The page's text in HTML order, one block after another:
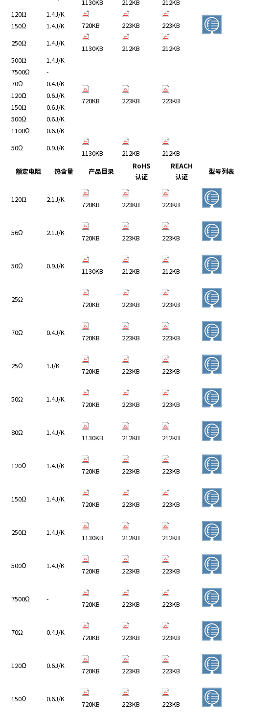
1130KB 212KB
212KB
120Ω
1.4J/K
720KB
223KB 223KB
150Ω
1.4J/K
250Ω 1.4J/K
1130KB 212KB
212KB
500Ω 1.4J/K
720KB 223KB 223KB
7500Ω
-
70Ω
0.4J/K
120Ω
0.6J/K
150Ω
0.6J/K
500Ω
0.6J/K
1100Ω
0.6J/K
50Ω 0.9J/K
1130KB 212KB
212KB
额定电阻 热含量 产品目录
RoHS
认证
REACH
认证
型号列表
120Ω 2.1J/K
720KB 223KB 223KB
56Ω 2.1J/K
720KB 223KB 223KB
50Ω 0.9J/K
1130KB 212KB 212KB
25Ω -
720KB 223KB 223KB
70Ω 0.4J/K
720KB 223KB 223KB
25Ω 1J/K
720KB 223KB 223KB
50Ω 1.4J/K
720KB 223KB 223KB
80Ω 1.4J/K
1130KB 212KB 212KB
120Ω 1.4J/K
720KB 223KB 223KB
150Ω 1.4J/K
720KB 223KB 223KB
250Ω 1.4J/K
1130KB 212KB 212KB
500Ω 1.4J/K
720KB 223KB 223KB
7500Ω -
720KB 223KB 223KB
70Ω 0.4J/K
720KB 223KB 223KB
120Ω 0.6J/K
720KB 223KB 223KB
150Ω 0.6J/K
720KB 223KB 223KB